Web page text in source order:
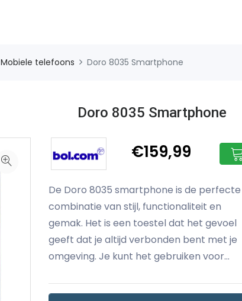
Mobiele telefoons Doro 8035 Smartphone
Doro 8035 Smartphone
€159,99
De Doro 8035 smartphone is de perfecte
combinatie van stijl, functionaliteit en
gemak. Het is een toestel dat het gevoel
geeft dat je altijd verbonden bent met je
omgeving. Je kunt het gebruiken voor...